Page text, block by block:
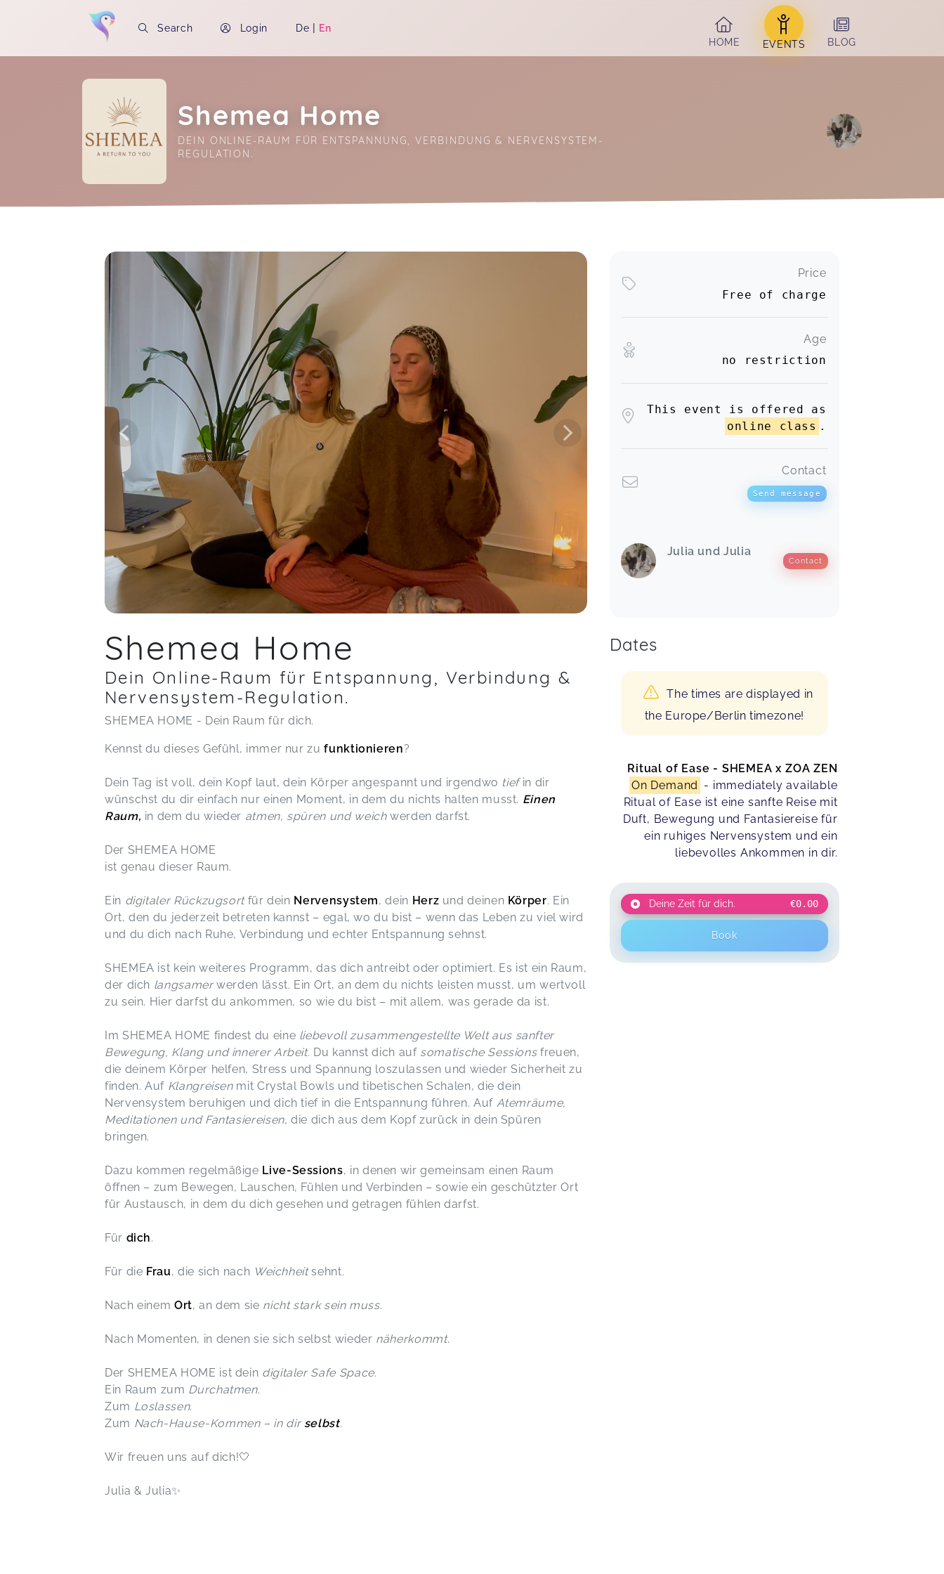
Search Login De | En
HOME
EVENTS BLOG
Shemea Home
DEIN ONLINE-RAUM FÜR ENTSPANNUNG, VERBINDUNG & NERVENSYSTEM-
REGULATION.
Shemea Home
Dein Online-Raum für Entspannung, Verbindung &
Nervensystem-Regulation.
SHEMEA HOME - Dein Raum für dich.
Kennst du dieses Gefühl, immer nur zufunktionieren?
Dein Tag ist voll, dein Kopf laut, dein Körper angespannt und irgendwo tiefin dir
wünschst du dir einfach nur einen Moment, in dem du nichts halten musst. Einen
Raum, in dem du wieder atmen, spüren und weichwerden darfst.
Der SHEMEA HOME
ist genau dieser Raum.
Ein digitaler Rückzugsort für dein Nervensystem, dein Herz und deinen Körper. Ein
Ort, den du jederzeit betreten kannst – egal, wo du bist – wenn das Leben zu viel wird
und du dich nach Ruhe, Verbindung und echter Entspannung sehnst.
SHEMEA ist kein weiteres Programm, das dich antreibt oder optimiert. Es ist ein Raum,
der dich langsamerwerden lässt. Ein Ort, an dem du nichts leisten musst, um wertvoll
zu sein. Hier darfst du ankommen, so wie du bist – mit allem, was gerade da ist.
Im SHEMEA HOME findest du eine liebevoll zusammengestellte Welt aus sanfter
Bewegung, Klang und innerer Arbeit. Du kannst dich auf somatische Sessionsfreuen,
die deinem Körper helfen, Stress und Spannung loszulassen und wieder Sicherheit zu
finden. Auf Klangreisenmit Crystal Bowls und tibetischen Schalen, die dein
Nervensystem beruhigen und dich tief in die Entspannung führen. Auf Atemräume,
Meditationen und Fantasiereisen, die dich aus dem Kopf zurück in dein Spüren
bringen.
Dazu kommen regelmäßige Live-Sessions, in denen wir gemeinsam einen Raum
öffnen – zum Bewegen, Lauschen, Fühlen und Verbinden – sowie ein geschützter Ort
für Austausch, in dem du dich gesehen und getragen fühlen darfst.
Für dich.
Für die Frau, die sich nach Weichheitsehnt.
Nach einemOrt, an dem sie nicht stark sein muss.
Nach Momenten, in denen sie sich selbst wieder näherkommt.
Der SHEMEA HOME ist dein digitaler Safe Space.
Ein Raum zum Durchatmen.
Zum Loslassen.
Zum Nach-Hause-Kommen – in dir selbst.
Wir freuen uns auf dich!🤍
Julia & Julia✨
Price
Free of charge
Age
no restriction
This event is offered as
online class .
Contact
Send message
Julia und Julia
Contact
Dates
The times are displayed in
the Europe/Berlin timezone!
Ritual of Ease - SHEMEA x ZOA ZEN
On Demand - immediately available
Ritual of Ease ist eine sanfte Reise mit
Duft, Bewegung und Fantasiereise für
ein ruhiges Nervensystem und ein
liebevolles Ankommen in dir.
Deine Zeit für dich. €0.00
Book